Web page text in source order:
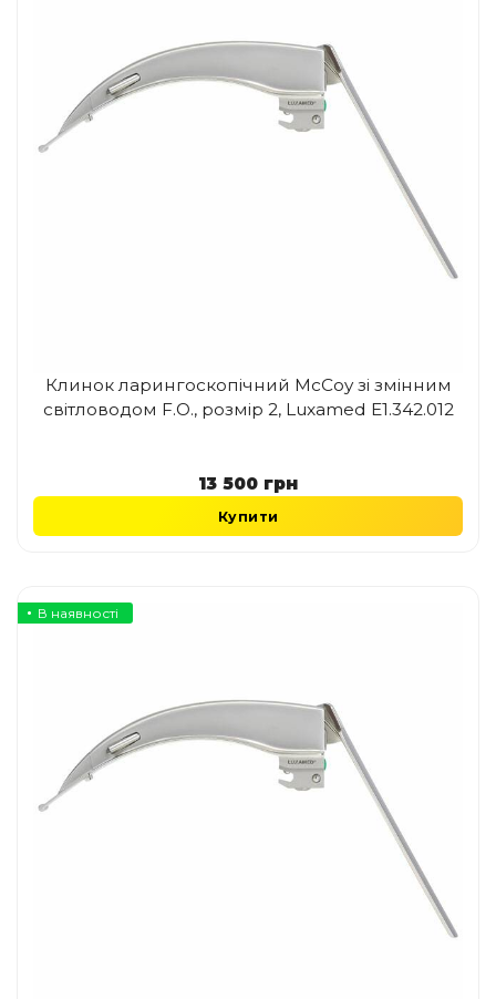
Клинок ларингоскопічний McCoy зі змінним
світловодом F.O., розмір 2, Luxamed E1.342.012
13 500 грн
Купити
В наявності